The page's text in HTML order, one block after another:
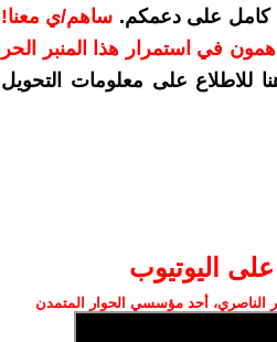
كامل على دعمكم. ساهم/ي معنا!
تساهمون في استمرار هذا المنبر الحر
للاطلاع على معلومات التحويل
اليوتيوب
الناصري، أحد مؤسسي الحوار المتمدن